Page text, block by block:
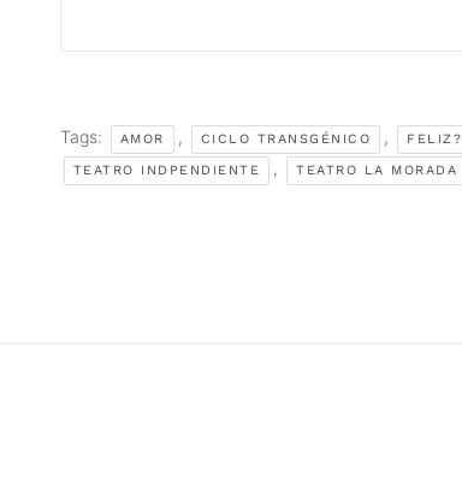
Tags: AMOR , CICLO TRANSGÉNICO , FELIZ?
TEATRO INDPENDIENTE , TEATRO LA MORADA